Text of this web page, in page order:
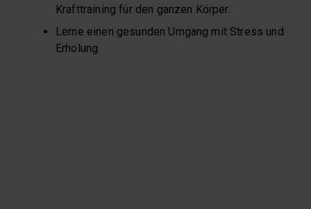
Krafttraining für den ganzen Körper.
Lerne einen gesunden Umgang mit Stress und
Erholung.